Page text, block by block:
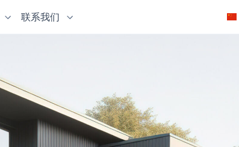
联系我们